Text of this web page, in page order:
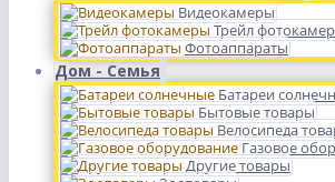
Видеокамеры
Трейл
Фотоаппараты
Дом - Семья
Батареи
Бытовые товары
Велосипеда
Газовое
Другие товары